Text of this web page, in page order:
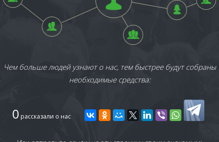
Чем больше людей узнают о нас, тем быстрее будут собраны
необходимые средства:
0 рассказали о нас